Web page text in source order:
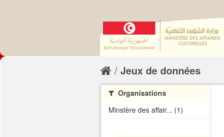
Jeux de données
Organisations
Minstère des affair... (1)